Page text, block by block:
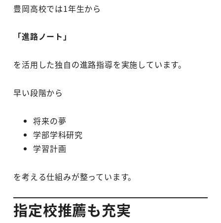
豊岡高校では1年生から
「進路ノート」
を活用した独自の進路指導を実施しています。
早い段階から
将来の夢
学部学科研究
学習計画
を考える仕組みが整っています。
指定校推薦も充実